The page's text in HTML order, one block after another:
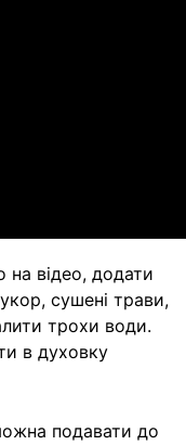
на відео, додати
сушені трави,
трохи води.
в духовку
подавати до